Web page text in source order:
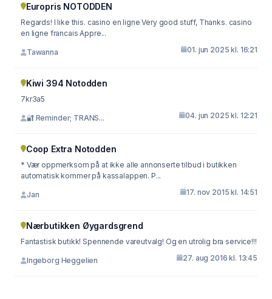
Europris NOTODDEN
Regards! I like this. casino en ligne Very good stuff, Thanks. casino
en ligne francais Appre...
Tawanna 01. jun 2025 kl. 16:21
Kiwi 394 Notodden
7kr3a5
🔐 Reminder; TRANS... 04. jun 2025 kl. 12:21
Coop Extra Notodden
* Vær oppmerksom på at ikke alle annonserte tilbud i butikken
automatisk kommer på kassalappen. P...
Jan 17. nov 2015 kl. 14:51
Nærbutikken Øygardsgrend
Fantastisk butikk! Spennende vareutvalg! Og en utrolig bra service!!!
Ingeborg Heggelien 27. aug 2016 kl. 13:45